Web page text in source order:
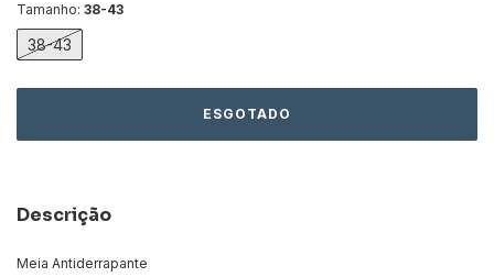
Tamanho: 38-43
38-43
Descrição
Meia Antiderrapante